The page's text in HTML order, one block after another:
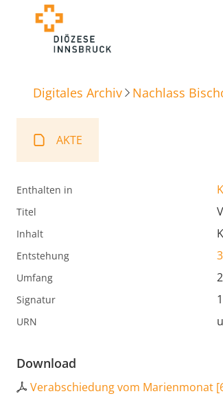
Digitales Archiv Nachlass
AKTE
Enthalten in
Titel
Inhalt
Entstehung
Umfang
Signatur
URN
Download
Verabschiedung vom Marienmonat [